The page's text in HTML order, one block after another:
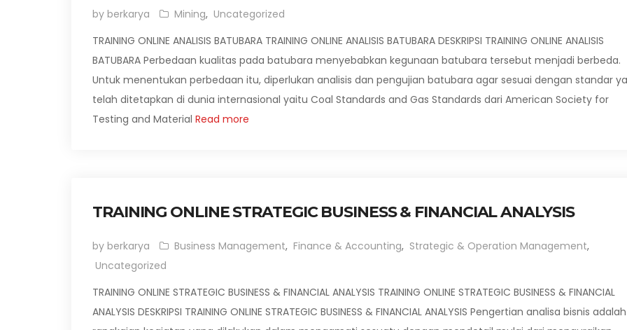
by berkarya Mining, Uncategorized
TRAINING ONLINE ANALISIS BATUBARA TRAINING ONLINE ANALISIS BATUBARA DESKRIPSI TRAINING ONLINE ANALISIS
BATUBARA Perbedaan kualitas pada batubara menyebabkan kegunaan batubara tersebut menjadi berbeda.
Untuk menentukan perbedaan itu, diperlukan analisis dan pengujian batubara agar sesuai dengan standar
telah ditetapkan di dunia internasional yaitu Coal Standards and Gas Standards dari American Society for
Testing and Material Read more
TRAINING ONLINE STRATEGIC BUSINESS & FINANCIAL ANALYSIS
by berkarya Business Management, Finance & Accounting, Strategic & Operation Management,
Uncategorized
TRAINING ONLINE STRATEGIC BUSINESS & FINANCIAL ANALYSIS TRAINING ONLINE STRATEGIC BUSINESS & FINANCIAL
ANALYSIS DESKRIPSI TRAINING ONLINE STRATEGIC BUSINESS & FINANCIAL ANALYSIS Pengertian analisa bisnis adalah